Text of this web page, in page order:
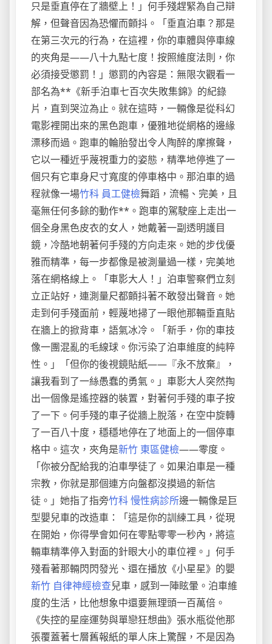
只是垂直停在了牆壁上！」何手殘趕緊為自己辯
解，但聲音因為恐懼而顫抖。「垂直泊車？那是
在第三次元的行為，在這裡，你的車體與停車線
的夾角是——八十九點七度！按照維度法則，你
必須接受懲罰！」懲罰的內容是：無限次觀看一
部名為**《新手泊車七百次失敗集錦》的紀錄
片，直到哭泣為止。就在這時，一輛像是從科幻
電影裡開出來的黑色跑車，優雅地從網格的邊緣
漂移而過。跑車的輪胎發出令人陶醉的摩擦聲，
它以一種近乎蔑視重力的姿態，精準地停進了一
個只有它車身尺寸寬度的停車格中。那泊車的過
程就像一場竹科 員工健檢舞蹈，流暢、完美，且
毫無任何多餘的動作**。跑車的駕駛座上走出一
個全身黑色皮衣的女人，她戴著一副透明護目
鏡，冷酷地朝著何手殘的方向走來。她的步伐優
雅而精準，每一步都像是被測量過一樣，完美地
落在網格線上。「車影大人！」泊車警察們立刻
立正站好，連測量尺都顫抖著不敢發出聲音。她
走到何手殘面前，輕蔑地掃了一眼他那輛垂直貼
在牆上的掀背車，語氣冰冷。「新手，你的車技
像一團混亂的毛線球。你污染了泊車維度的純粹
性。」「但你的後視鏡貼紙——『永不放棄』，
讓我看到了一絲愚蠢的勇氣。」車影大人突然掏
出一個像是遙控器的裝置，對著何手殘的車子按
了一下。何手殘的車子從牆上脫落，在空中旋轉
了一百八十度，穩穩地停在了地面上的一個停車
格中。這次，夾角是新竹 東區健檢——零度。
「你被分配給我的泊車學徒了。如果泊車是一種
宗教，你就是那個連方向盤都沒摸過的新信
徒。」她指了指旁竹科 慢性病診所邊一輛像是巨
型嬰兒車的改造車：「這是你的訓練工具，從現
在開始，你得學會如何在零點零零一秒內，將這
輛車精準停入對面的針眼大小的車位裡。」何手
殘看著那輛閃閃發光、還在播放《小星星》的嬰
新竹 自律神經檢查兒車，感到一陣眩暈。泊車維
度的生活，比他想象中還要無理頭一百萬倍。
《失控的星座運勢與單戀狂想曲》張水瓶從他那
張覆蓋著七層舊報紙的單人床上驚醒，不是因為